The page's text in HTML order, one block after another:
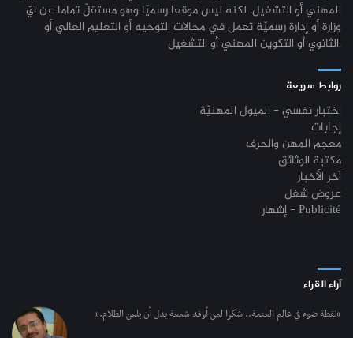
المهني أو التشغيل. لكنه ليس موقعا رسميّا وهو مستقلّ تماما عن ايّ
وزارة أو إدارة رسميّة تعمل في مجالات التوجيه أو التعليم العالي أو
الثانوي أو التكوين المهني أو التشغيل.
روابط سريعة
اختبار نفسي - الميول المهنيّة
إجابات
معجم المهن والحرف
مكتبة الوثائق
آخر الأخبار
عروض شغل
إشهار - Publicité
آراء القراء
“نقطة ضوء في عالم العتمة.. شكرا لمن أوقد شمعة بدل أن يلعن الظلام.”